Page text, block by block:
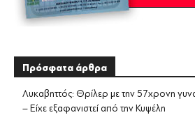
Πρόσφατα άρθρα
Λυκαβηττός: Θρίλερ με την 57χρονη
– Είχε εξαφανιστεί από την Κυψέλη